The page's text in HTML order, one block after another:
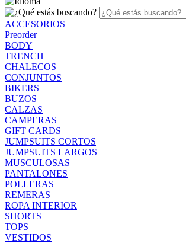
ACCESORIOS
Preorder
BODY
TRENCH
CHALECOS
CONJUNTOS
BIKERS
BUZOS
CALZAS
CAMPERAS
GIFT CARDS
JUMPSUITS CORTOS
JUMPSUITS LARGOS
MUSCULOSAS
PANTALONES
POLLERAS
REMERAS
ROPA INTERIOR
SHORTS
TOPS
VESTIDOS